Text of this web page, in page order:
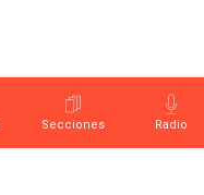
Secciones Radio